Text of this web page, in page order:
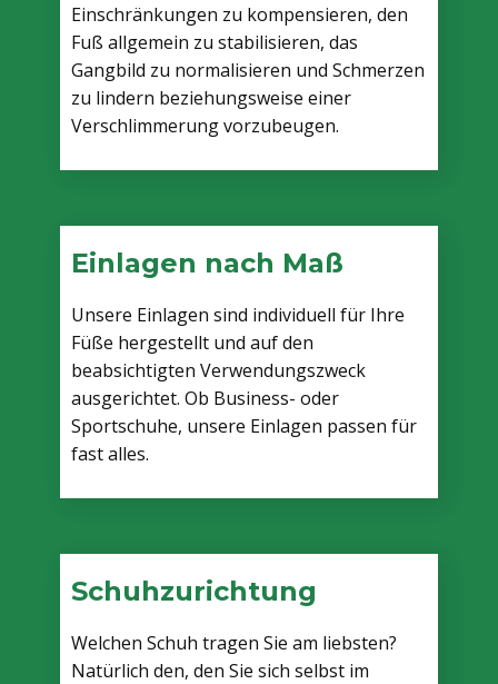
Einschränkungen zu kompensieren, den
Fuß allgemein zu stabilisieren, das
Gangbild zu normalisieren und Schmerzen
zu lindern beziehungsweise einer
Verschlimmerung vorzubeugen.
Einlagen nach Maß
Unsere Einlagen sind individuell für Ihre
Füße hergestellt und auf den
beabsichtigten Verwendungszweck
ausgerichtet. Ob Business- oder
Sportschuhe, unsere Einlagen passen für
fast alles.
Schuhzurichtung
Welchen Schuh tragen Sie am liebsten?
Natürlich den, den Sie sich selbst im